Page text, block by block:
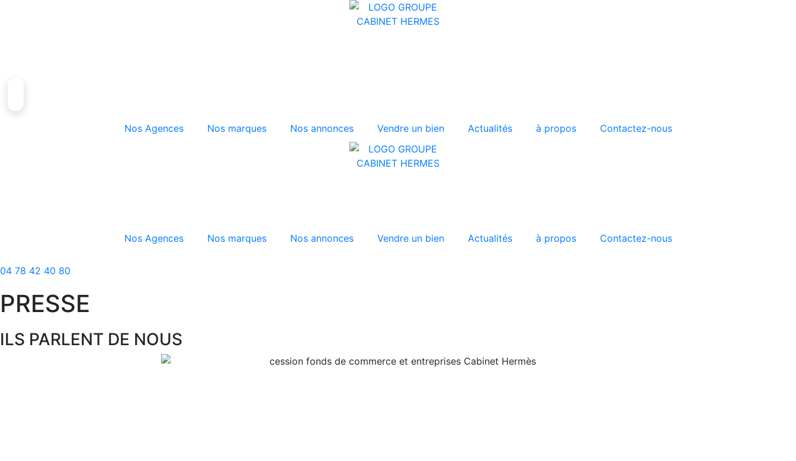
Nos Agences Nos marques Nos annonces Vendre un bien Actualités à propos Contactez-nous
Nos Agences Nos marques Nos annonces Vendre un bien Actualités à propos Contactez-nous
04 78 42 40 80
PRESSE
ILS PARLENT DE NOUS